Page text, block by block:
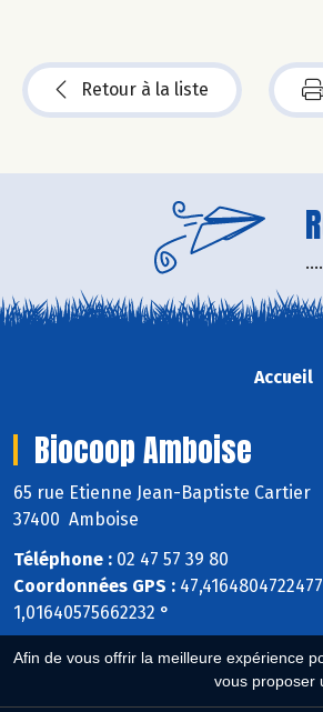
Afin de vous offrir la meilleure expérience
vous proposer
Retour à la liste
Accueil
Biocoop Amboise
65 rue Etienne Jean-Baptiste Cartier
37400 Amboise
Téléphone : 02 47 57 39 80
Coordonnées GPS :
1,01640575662232 °